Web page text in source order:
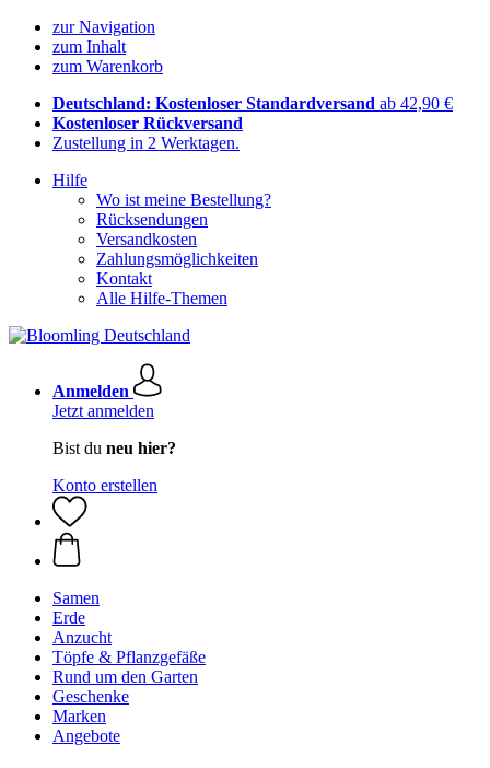
zur Navigation
zum Inhalt
zum Warenkorb
Deutschland: Kostenloser Standardversand ab 42,90 €
Kostenloser Rückversand
Zustellung in 2 Werktagen.
Hilfe
Wo ist meine Bestellung?
Rücksendungen
Versandkosten
Zahlungsmöglichkeiten
Kontakt
Alle Hilfe-Themen
Anmelden
Jetzt anmelden
Bist du neu hier?
Konto erstellen
Samen
Erde
Anzucht
Töpfe & Pflanzgefäße
Rund um den Garten
Geschenke
Marken
Angebote